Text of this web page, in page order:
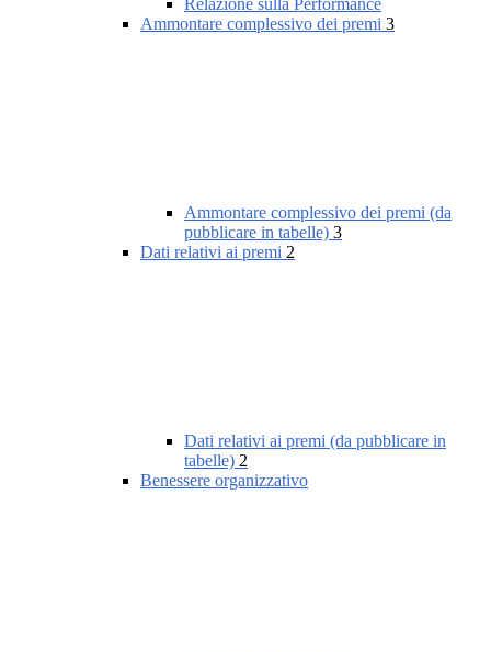
Relazione sulla Performance
Ammontare complessivo dei premi 3
Ammontare complessivo dei premi (da
pubblicare in tabelle) 3
Dati relativi ai premi 2
Dati relativi ai premi (da pubblicare in
tabelle) 2
Benessere organizzativo